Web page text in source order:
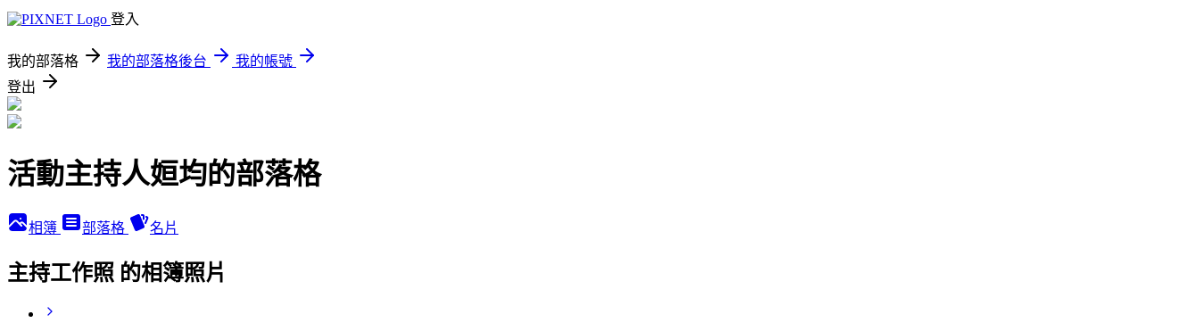
登入
我的部落格 我的部落格後台
我的帳號
登出
活動主持人姮均的部落格
相簿 部落格 名片
主持工作照 的相簿照片